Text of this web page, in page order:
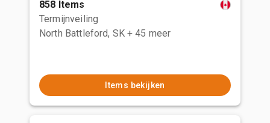
858 Items
Termijnveiling
North Battleford, SK + 45 meer
Items bekijken